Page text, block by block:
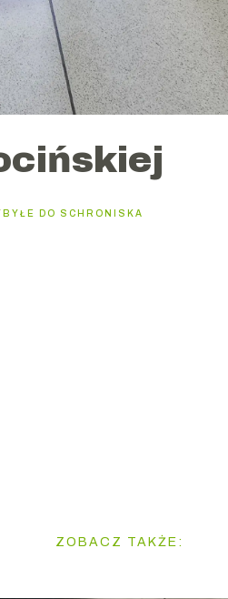
DO SCHRONISKA
ZOBACZ TAKŻE: